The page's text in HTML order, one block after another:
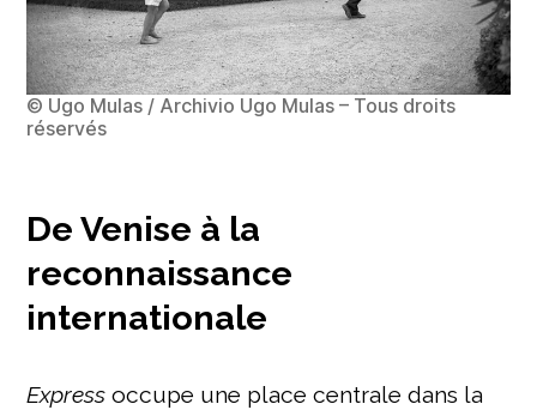
© Ugo Mulas / Archivio Ugo Mulas – Tous droits
réservés
De Venise à la
reconnaissance
internationale
Express occupe une place centrale dans la